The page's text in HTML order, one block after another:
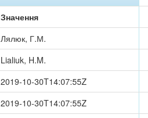
Значення
Лялюк, Г.М.
Lialiuk, H.M.
2019-10-30T14:07:55Z
2019-10-30T14:07:55Z